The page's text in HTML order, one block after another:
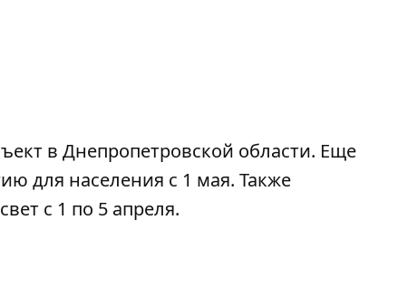
в Днепропетровской области. Еще
для населения с 1 мая. Также
с 1 по 5 апреля.